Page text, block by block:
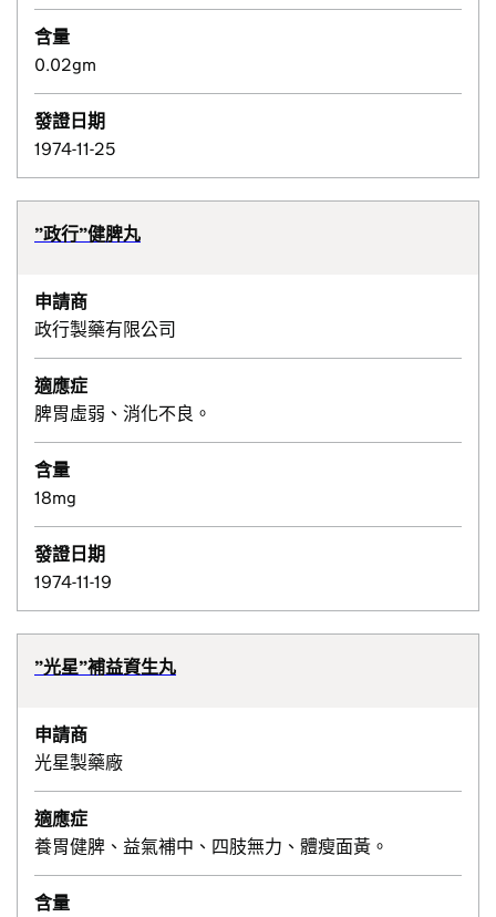
含量
0.02gm
發證日期
1974-11-25
”政行”健脾丸
申請商
政行製藥有限公司
適應症
脾胃虛弱、消化不良。
含量
18mg
發證日期
1974-11-19
”光星”補益資生丸
申請商
光星製藥廠
適應症
養胃健脾、益氣補中、四肢無力、體瘦面黃。
含量